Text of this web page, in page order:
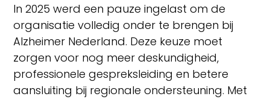
In 2025 werd een pauze ingelast om de
organisatie volledig onder te brengen bij
Alzheimer Nederland. Deze keuze moet
zorgen voor nog meer deskundigheid,
professionele gespreksleiding en betere
aansluiting bij regionale ondersteuning. Met